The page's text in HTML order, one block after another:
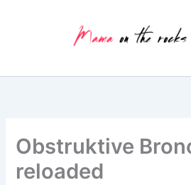
Obstruktive
reloaded